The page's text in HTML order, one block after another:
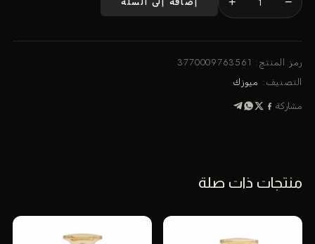
كمية
100
مل
من
ميوزيك
رمز المنتج: 3770009763561
التصنيف: ميوزك
مشاركة
منتجات ذات صلة